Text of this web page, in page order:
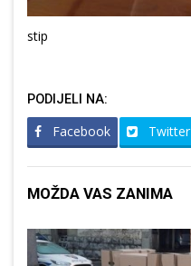
stip
PODIJELI NA:
Facebook Twitter
MOŽDA VAS ZANIMA